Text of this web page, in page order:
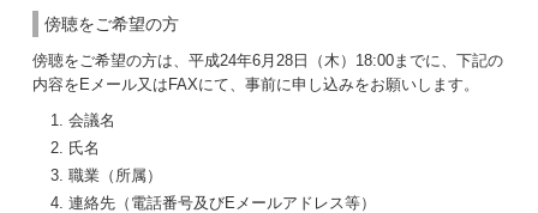
傍聴をご希望の方
傍聴をご希望の方は、平成24年6月28日（木）18:00までに、下記の
内容をEメール又はFAXにて、事前に申し込みをお願いします。
会議名
氏名
職業（所属）
連絡先（電話番号及びEメールアドレス等）